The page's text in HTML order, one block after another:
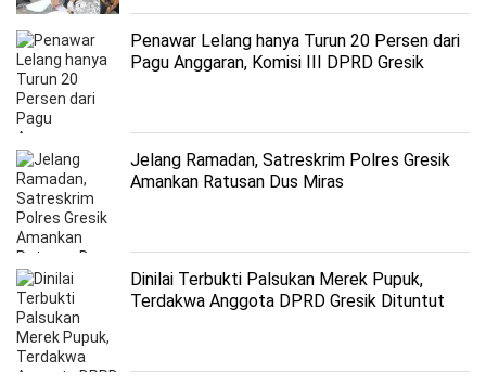
Penawar Lelang hanya Turun 20 Persen dari
Pagu Anggaran, Komisi III DPRD Gresik
Jelang Ramadan, Satreskrim Polres Gresik
Amankan Ratusan Dus Miras
Dinilai Terbukti Palsukan Merek Pupuk,
Terdakwa Anggota DPRD Gresik Dituntut